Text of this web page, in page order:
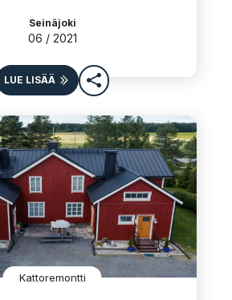
Seinäjoki
06 / 2021
LUE LISÄÄ
Kattoremontti